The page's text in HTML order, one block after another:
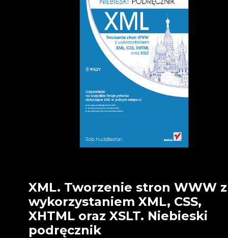
XML. Tworzenie stron WWW z
wykorzystaniem XML, CSS,
XHTML oraz XSLT. Niebieski
podręcznik